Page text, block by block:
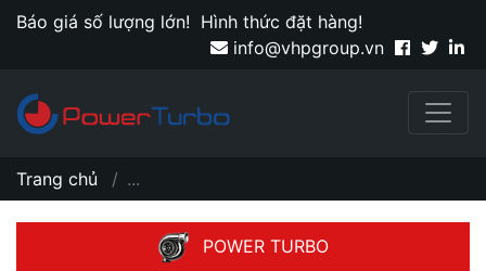
Báo giá số lượng lớn! Hình thức đặt hàng!
info@vhpgroup.vn
Trang chủ ...
POWER TURBO